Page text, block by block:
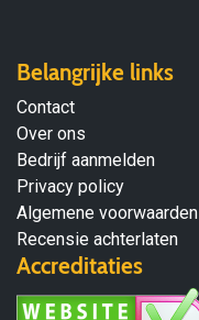
Belangrijke links
Contact
Over ons
Bedrijf aanmelden
Privacy policy
Algemene voorwaarden
Recensie achterlaten
Accreditaties